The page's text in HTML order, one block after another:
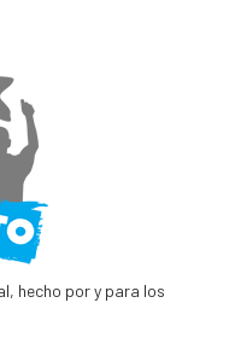
hecho por y para los